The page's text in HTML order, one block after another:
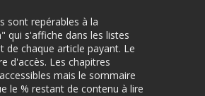
sont repérables à la
qui s'affiche dans les listes
de chaque article payant. Le
d'accès. Les chapitres
mais le sommaire
le % restant de contenu à lire